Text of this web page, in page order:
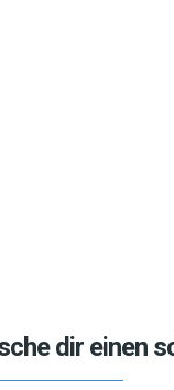
dir einen